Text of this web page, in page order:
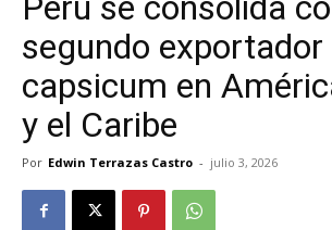
segundo exportador
capsicum en
y el Caribe
Por Edwin Terrazas Castro - julio 3, 2026